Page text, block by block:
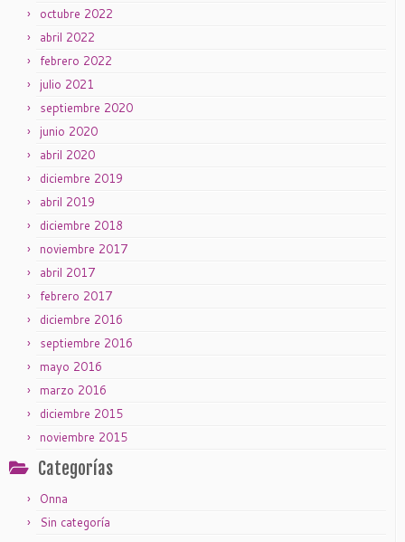
octubre 2022
abril 2022
febrero 2022
julio 2021
septiembre 2020
junio 2020
abril 2020
diciembre 2019
abril 2019
diciembre 2018
noviembre 2017
abril 2017
febrero 2017
diciembre 2016
septiembre 2016
mayo 2016
marzo 2016
diciembre 2015
noviembre 2015
Categorías
Onna
Sin categoría